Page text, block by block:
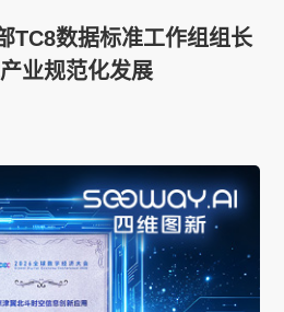
TC8数据标准工作组组长
业规范化发展